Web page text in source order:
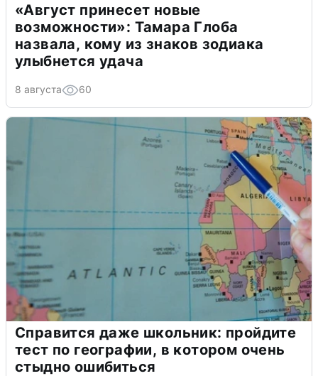
«Август принесет новые
возможности»: Тамара Глоба
назвала, кому из знаков зодиака
улыбнется удача
8 августа 60
Справится даже школьник: пройдите
тест по географии, в котором очень
стыдно ошибиться